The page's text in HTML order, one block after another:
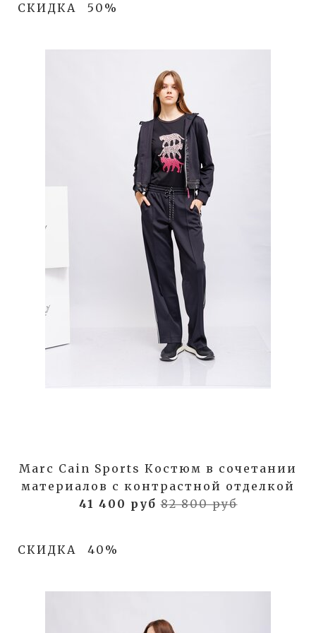
СКИДКА 50%
Marc Cain Sports Костюм в сочетании
материалов с контрастной отделкой
41 400 руб82 800 руб
СКИДКА 40%